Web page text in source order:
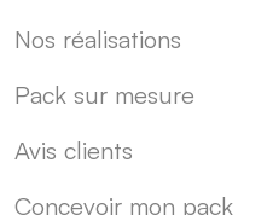
Nos réalisations
Pack sur mesure
Avis clients
Concevoir mon pack